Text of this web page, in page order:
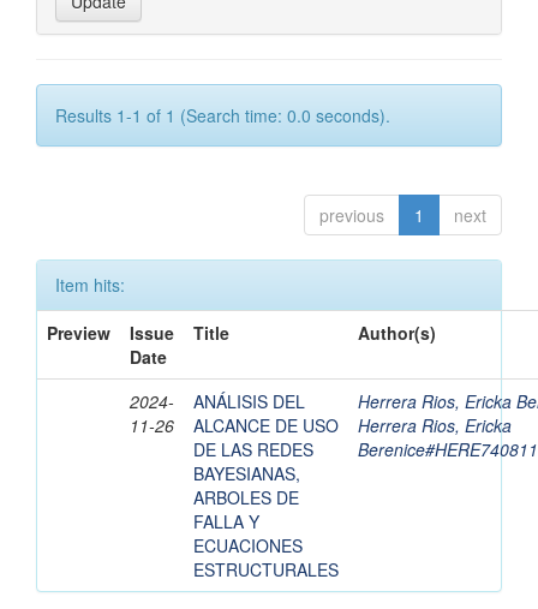
Results 1-1 of 1 (Search time: 0.0 seconds).
previous 1 next
Item hits:
Preview
Issue
Date
Title Author(s)
2024-
11-26
ANÁLISIS DEL
ALCANCE DE USO
DE LAS REDES
BAYESIANAS,
ARBOLES DE
FALLA Y
ECUACIONES
ESTRUCTURALES
Herrera Rios, Ericka
Herrera Rios, Ericka